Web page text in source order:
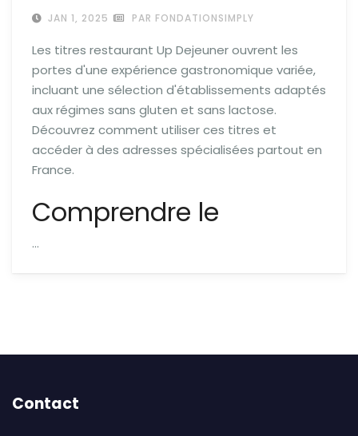
JAN 1, 2025 PAR FONDATIONSIMPLY
Les titres restaurant Up Dejeuner ouvrent les
portes d'une expérience gastronomique variée,
incluant une sélection d'établissements adaptés
aux régimes sans gluten et sans lactose.
Découvrez comment utiliser ces titres et
accéder à des adresses spécialisées partout en
France.
Comprendre le
…
Contact